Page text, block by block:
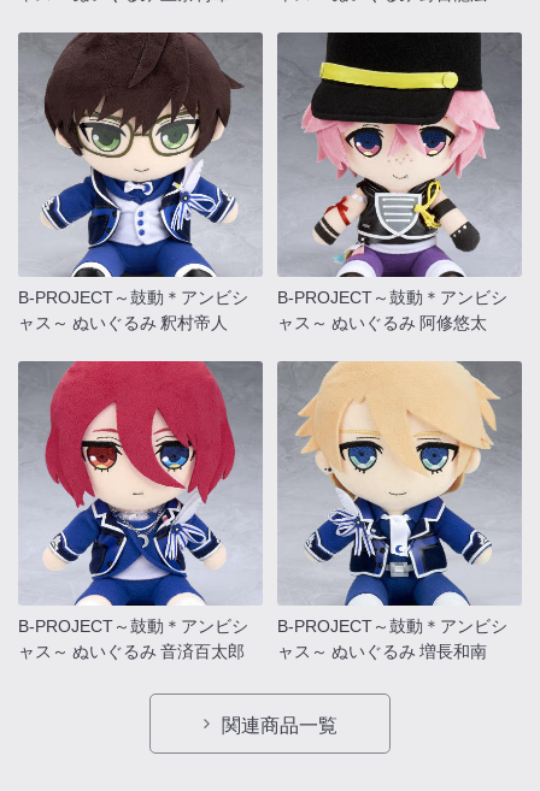
B-PROJECT～鼓動＊アンビシ
ャス～ ぬいぐるみ 釈村帝人
B-PROJECT～鼓動＊アンビシ
ャス～ ぬいぐるみ 阿修悠太
B-PROJECT～鼓動＊アンビシ
ャス～ ぬいぐるみ 音済百太郎
B-PROJECT～鼓動＊アンビシ
ャス～ ぬいぐるみ 増長和南
関連商品一覧